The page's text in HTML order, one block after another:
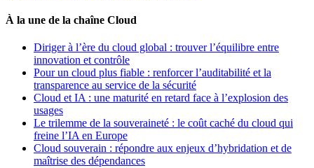
À la une de la chaîne Cloud
Diriger à l’ère du cloud global : trouver l’équilibre entre
innovation et contrôle
Pour un cloud plus fiable : renforcer l’auditabilité et la
transparence au service de la sécurité
Cloud et IA : une maturité en retard face à l’explosion des
usages
Le trilemme de la souveraineté : le coût caché du cloud qui
freine l’IA en Europe
Cloud souverain : répondre aux enjeux d’hybridation et de
maîtrise des dépendances